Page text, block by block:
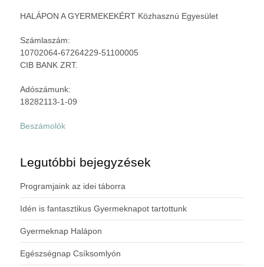
HALÁPON A GYERMEKEKÉRT Közhasznú Egyesület
Számlaszám:
10702064-67264229-51100005
CIB BANK ZRT.
Adószámunk:
18282113-1-09
Beszámolók
Legutóbbi bejegyzések
Programjaink az idei táborra
Idén is fantasztikus Gyermeknapot tartottunk
Gyermeknap Halápon
Egészségnap Csíksomlyón